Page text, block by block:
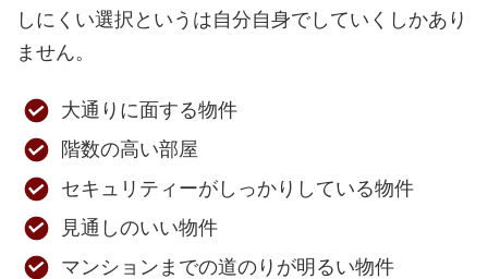
しにくい選択というは自分自身でしていくしかあり
ません。
大通りに面する物件
階数の高い部屋
セキュリティーがしっかりしている物件
見通しのいい物件
マンションまでの道のりが明るい物件